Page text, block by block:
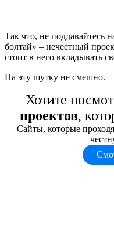
Так что, не поддавайтесь
болтай» – нечестный
стоит в него вкладывать
На эту шутку не смешно.
Хотите
проектов,
Сайты, которые